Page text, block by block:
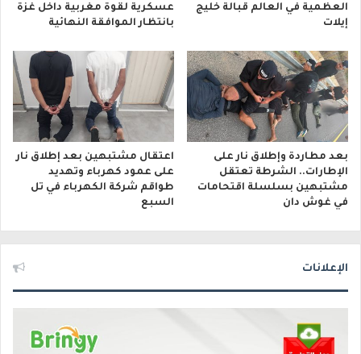
العظمية في العالم قبالة خليج
إيلات
عسكرية لقوة مغربية داخل غزة
بانتظار الموافقة النهائية
بعد مطاردة وإطلاق نار على
الإطارات.. الشرطة تعتقل
مشتبهين بسلسلة اقتحامات
في غوش دان
اعتقال مشتبهين بعد إطلاق نار
على عمود كهرباء وتهديد
طواقم شركة الكهرباء في تل
السبع
الإعلانات